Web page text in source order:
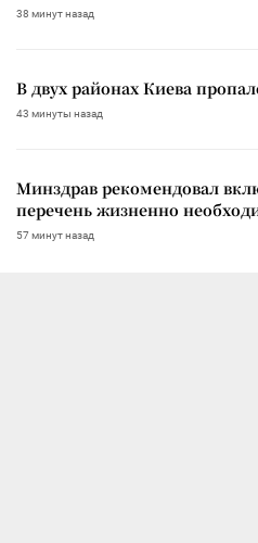
38 минут назад
В двух районах Киева
43 минуты назад
Минздрав рекомендовал
перечень жизненно
57 минут назад